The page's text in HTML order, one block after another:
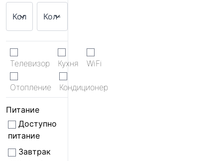
Телевизор Кухня WiFi
Отопление Кондиционер
Питание
Доступно
питание
Завтрак